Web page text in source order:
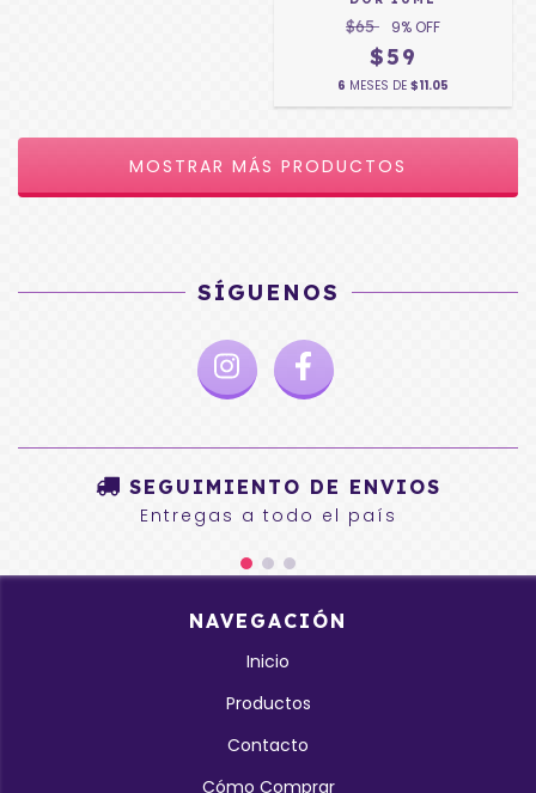
$65 9% OFF
$59
6 MESES DE $11.05
MOSTRAR MÁS PRODUCTOS
SÍGUENOS
SEGUIMIENTO DE ENVIOS
Entregas a todo el país
NAVEGACIÓN
Inicio
Productos
Contacto
Cómo Comprar